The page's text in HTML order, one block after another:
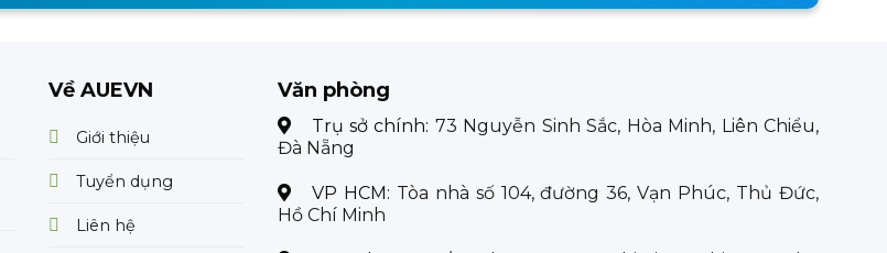
Về AUEVN
Giới thiệu
Tuyển dụng
Liên hệ
Văn phòng
Trụ sở chính: 73 Nguyễn Sinh Sắc, Hòa Minh, Liên Chiểu,
Đà Nẵng
VP HCM: Tòa nhà số 104, đường 36, Vạn Phúc, Thủ Đức,
Hồ Chí Minh